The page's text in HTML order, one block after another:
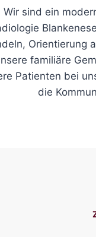
Wir sind ein
Orientierung
familiäre
Patienten bei
die